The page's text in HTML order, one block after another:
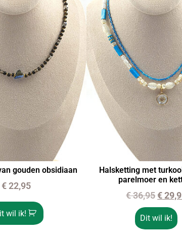
gouden obsidiaan
€22,95
wil ik!
Halsketting met
parelmoer en
€36,95 €
Dit wil ik!